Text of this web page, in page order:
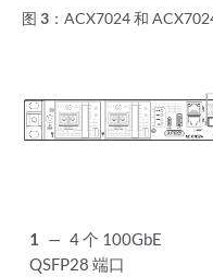
图 3： ACX7024和
1 — 4 个 100GbE
QSFP28 端口